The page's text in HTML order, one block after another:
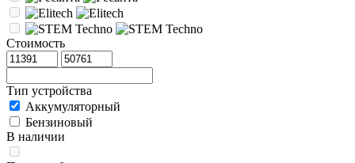
Стоимость
Тип устройства
Аккумуляторный
Бензиновый
В наличии